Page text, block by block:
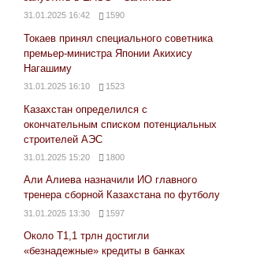
31.01.2025 16:42 1590
Токаев принял специального советника
премьер-министра Японии Акихису
Нагашиму
31.01.2025 16:10 1523
Казахстан определился с
окончательным списком потенциальных
строителей АЭС
31.01.2025 15:20 1800
Али Алиева назначили ИО главного
тренера сборной Казахстана по футболу
31.01.2025 13:30 1597
Около Т1,1 трлн достигли
«безнадежные» кредиты в банках